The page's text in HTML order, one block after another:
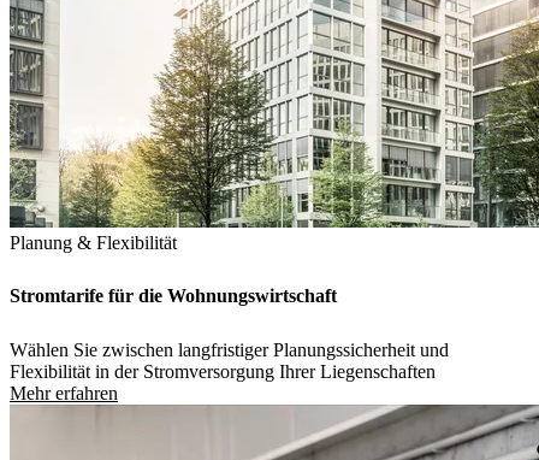
Planung & Flexibilität
Stromtarife für die Wohnungswirtschaft
Wählen Sie zwischen langfristiger Planungssicherheit und
Flexibilität in der Stromversorgung Ihrer Liegenschaften
Mehr erfahren